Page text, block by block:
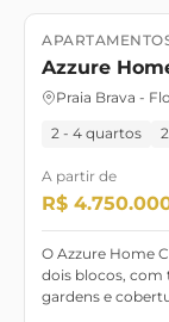
Lançamento
Azzure
Praia Brava -
2 - 4 quartos
A partir de
R$
O Azzure Home
dois blocos, com
gardens e